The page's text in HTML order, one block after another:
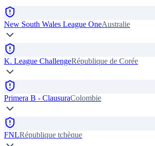
New South Wales League OneAustralie
K. League ChallengeRépublique de Corée
Primera B - ClausuraColombie
FNLRépublique tchèque